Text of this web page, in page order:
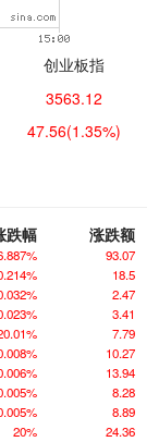
创业板指
3563.12
47.56(1.35%)
跌幅 涨跌额
93.07
18.5
2.47
3.41
7.79
10.27
13.94
8.28
8.89
20% 24.36